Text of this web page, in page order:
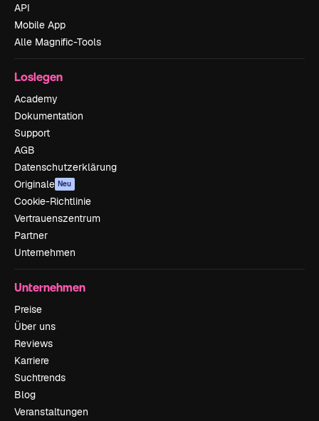
API
Mobile App
Alle Magnific-Tools
Loslegen
Academy
Dokumentation
Support
AGB
Datenschutzerklärung
Originale Neu
Cookie-Richtlinie
Vertrauenszentrum
Partner
Unternehmen
Unternehmen
Preise
Über uns
Reviews
Karriere
Suchtrends
Blog
Veranstaltungen